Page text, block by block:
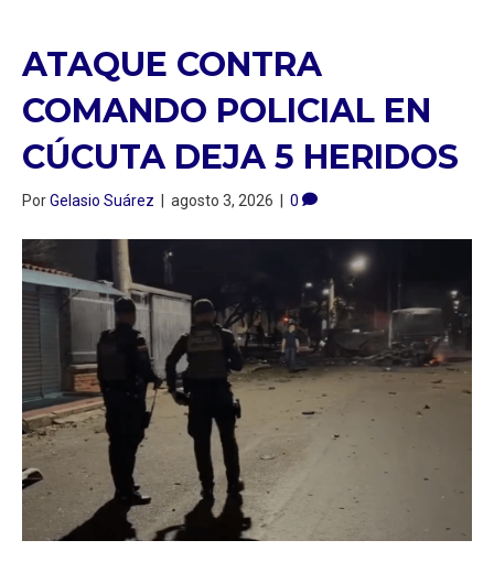
ATAQUE CONTRA
COMANDO POLICIAL EN
CÚCUTA DEJA 5 HERIDOS
PorGelasio Suárez agosto 3, 2026 0